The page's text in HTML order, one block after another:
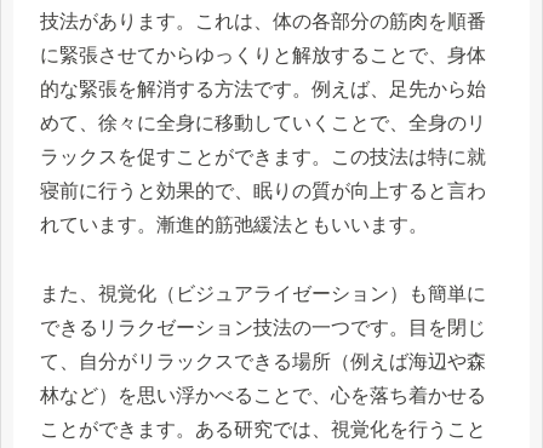
技法があります。これは、体の各部分の筋肉を順番
に緊張させてからゆっくりと解放することで、身体
的な緊張を解消する方法です。例えば、足先から始
めて、徐々に全身に移動していくことで、全身のリ
ラックスを促すことができます。この技法は特に就
寝前に行うと効果的で、眠りの質が向上すると言わ
れています。漸進的筋弛緩法ともいいます。
また、視覚化（ビジュアライゼーション）も簡単に
できるリラクゼーション技法の一つです。目を閉じ
て、自分がリラックスできる場所（例えば海辺や森
林など）を思い浮かべることで、心を落ち着かせる
ことができます。ある研究では、視覚化を行うこと